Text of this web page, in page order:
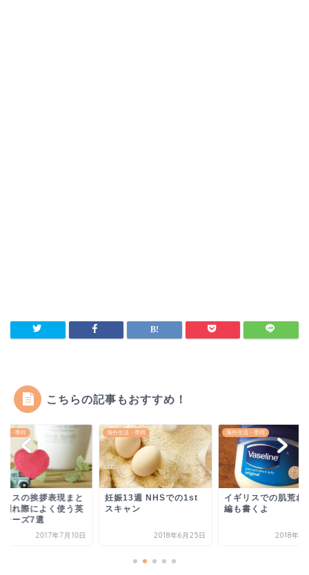
こちらの記事もおすすめ！
活・帯同
リスの挨拶表現まと
別れ際によく使う英
レーズ7選
2017年7月10日
海外生活・帯同
妊娠13週 NHSでの1st
スキャン
2018年6月25日
海外生活・帯同
イギリスでの肌荒れ
編も書くよ
2018年1